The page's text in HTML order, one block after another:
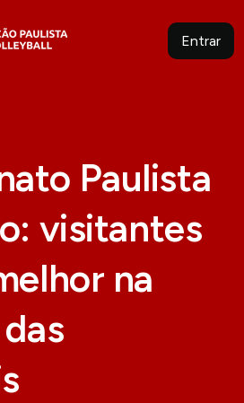
Entrar
Paulista
visitantes
na